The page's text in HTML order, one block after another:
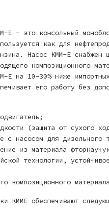
Е - это консольный
как для
Насос КММ-Е снабжен
композиционного
Е на 10-30% ниже
его работу без
(защита от сухого
с насосом для дизельного
из материала
технологии,
композиционного
КММЕ обеспечивают